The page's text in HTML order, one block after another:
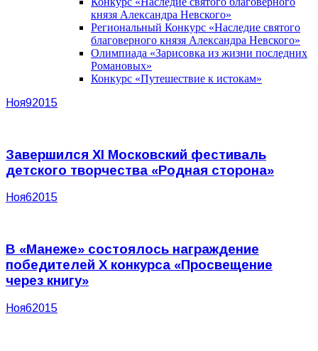
князя Александра Невского»
Региональный Конкурс «Наследие святого
благоверного князя Александра Невского»
Олимпиада «Зарисовка из жизни последних
Романовых»
Конкурс «Путешествие к истокам»
Ноя92015
Завершился XI Московский фестиваль
детского творчества «Родная сторона»
Ноя62015
В «Манеже» состоялось награждение
победителей X конкурса «Просвещение
через книгу»
Ноя62015